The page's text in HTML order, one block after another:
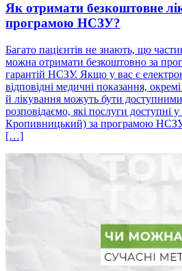
Як отримати безкоштовне
програмою НСЗУ?
Багато пацієнтів не знають, що
можна отримати безкоштовно за
гарантій НСЗУ. Якщо у вас є
відповідні медичні показання, окремі
й лікування можуть бути доступними
розповідаємо, які послуги доступні
Кропивницький) за програмою НСЗУ
[…]